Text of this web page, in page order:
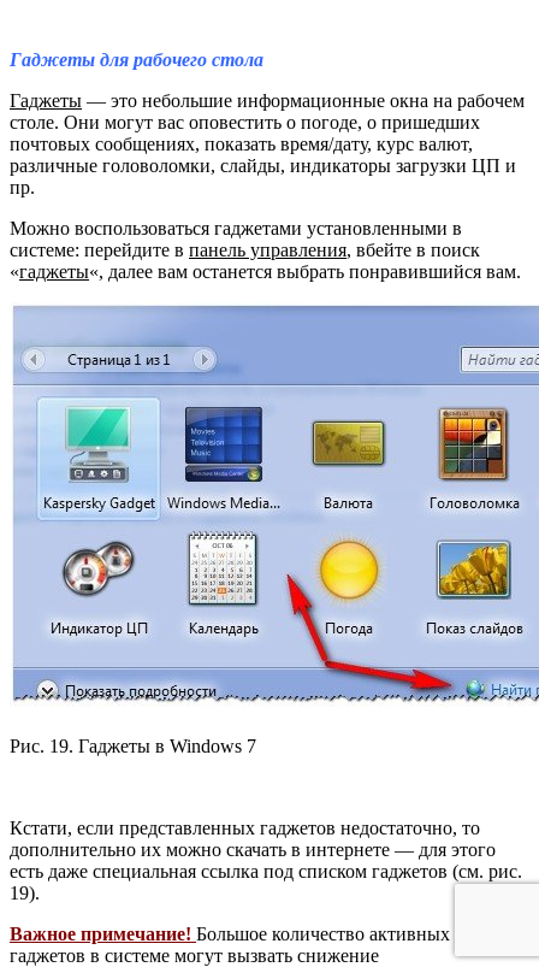
Гаджеты для рабочего стола
Гаджеты — это небольшие информационные окна на рабочем
столе. Они могут вас оповестить о погоде, о пришедших
почтовых сообщениях, показать время/дату, курс валют,
различные головоломки, слайды, индикаторы загрузки ЦП и
пр.
Можно воспользоваться гаджетами установленными в
системе: перейдите в панель управления, вбейте в поиск
«гаджеты«, далее вам останется выбрать понравившийся вам.
Рис. 19. Гаджеты в Windows 7
Кстати, если представленных гаджетов недостаточно, то
дополнительно их можно скачать в интернете — для этого
есть даже специальная ссылка под списком гаджетов (см. рис.
19).
Важное примечание! Большое количество активных
гаджетов в системе могут вызвать снижение